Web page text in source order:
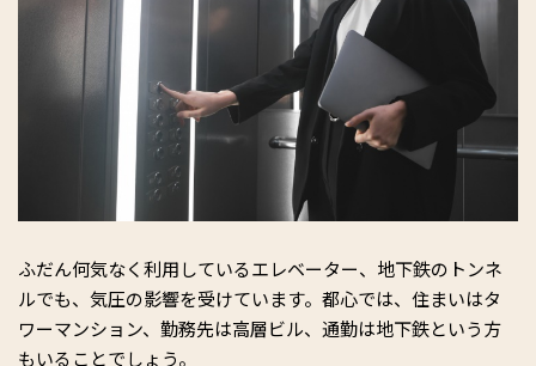
ふだん何気なく利用しているエレベーター、地下鉄のトンネ
ルでも、気圧の影響を受けています。都心では、住まいはタ
ワーマンション、勤務先は高層ビル、通勤は地下鉄という方
もいることでしょう。